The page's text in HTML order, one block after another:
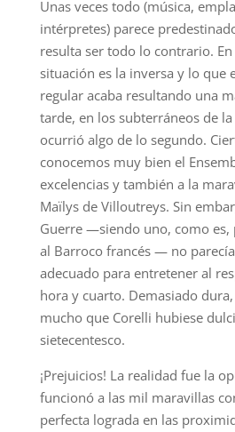
Unas veces todo (música,
intérpretes) parece
resulta ser todo lo contrario.
situación es la inversa y lo que
regular acaba resultando una
tarde, en los subterráneos de la
ocurrió algo de lo segundo.
conocemos muy bien el
excelencias y también a la
Maïlys de Villoutreys. Sin
Guerre —siendo uno, como
al Barroco francés — no
adecuado para entretener al
hora y cuarto. Demasiado
mucho que Corelli hubiese
sietecentesco.
¡Prejuicios! La realidad fue la
funcionó a las mil maravillas
perfecta lograda en las